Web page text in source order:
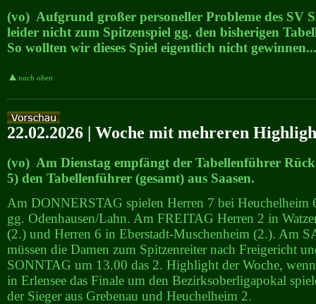
(vo) Aufgrund großer personeller Probleme des SV
leider nicht zum Spitzenspiel gg. den bisherigen
So wollten wir dieses Spiel eigentlich nicht
nach oben
22.02.2026 | Woche mit mehreren
(vo) Am Dienstag empfängt der Tabellenführer
5) den Tabellenführer (gesamt) aus Saasen.
Am DONNERSTAG spielen Herren 7 bei Heuchelheim
gg. Odenhausen/Lahn. Am FREITAG Herren 2 in
(2.) und Herren 6 in Eberstadt-Muschenheim (2.). Am
müssen die Damen zum Spitzenreiter nach Freigericht
SONNTAG um 13.00 das 2. Highlight der Woche,
in Erlensee das Finale um den Bezirksoberligapokal
der Sieger aus Grebenau und Heuchelheim 2.